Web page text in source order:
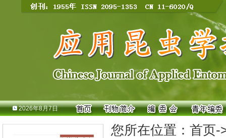
2026年8月7日
您所在位置： 首页-